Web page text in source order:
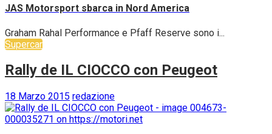
JAS Motorsport sbarca in Nord America
Graham Rahal Performance e Pfaff Reserve sono i...
Supercar
Rally de IL CIOCCO con Peugeot
18 Marzo 2015 redazione